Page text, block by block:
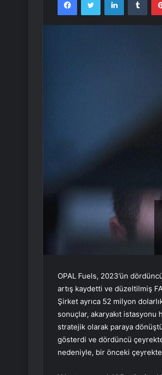
OPAL Fuels, 2023’ün
artış kaydetti ve düzeltilmiş
Şirket ayrıca 52 milyon
sonuçlar, akaryakıt
stratejik olarak paraya
gösterdi ve dördüncü
nedeniyle, bir önceki